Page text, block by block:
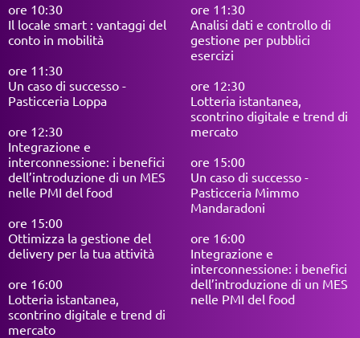
ore 10:30
Il locale smart : vantaggi del
conto in mobilità
ore 11:30
Un caso di successo -
Pasticceria Loppa
ore 12:30
Integrazione e
interconnessione: i benefici
dell’introduzione di un MES
nelle PMI del food
ore 15:00
Ottimizza la gestione del
delivery per la tua attività
ore 16:00
Lotteria istantanea,
scontrino digitale e trend di
mercato
ore 11:30
Analisi dati e controllo di
gestione per pubblici
esercizi
ore 12:30
Lotteria istantanea,
scontrino digitale e trend di
mercato
ore 15:00
Un caso di successo -
Pasticceria Mimmo
Mandaradoni
ore 16:00
Integrazione e
interconnessione: i benefici
dell’introduzione di un MES
nelle PMI del food